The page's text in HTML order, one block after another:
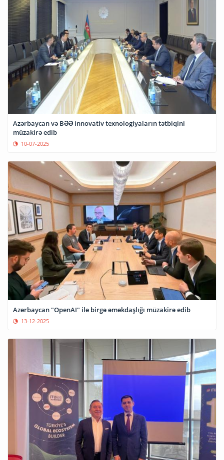
Azərbaycan və BƏƏ innovativ texnologiyaların tətbiqini
müzakirə edib
10-07-2025
Azərbaycan "OpenAI" ilə birgə əməkdaşlığı müzakirə edib
13-12-2025